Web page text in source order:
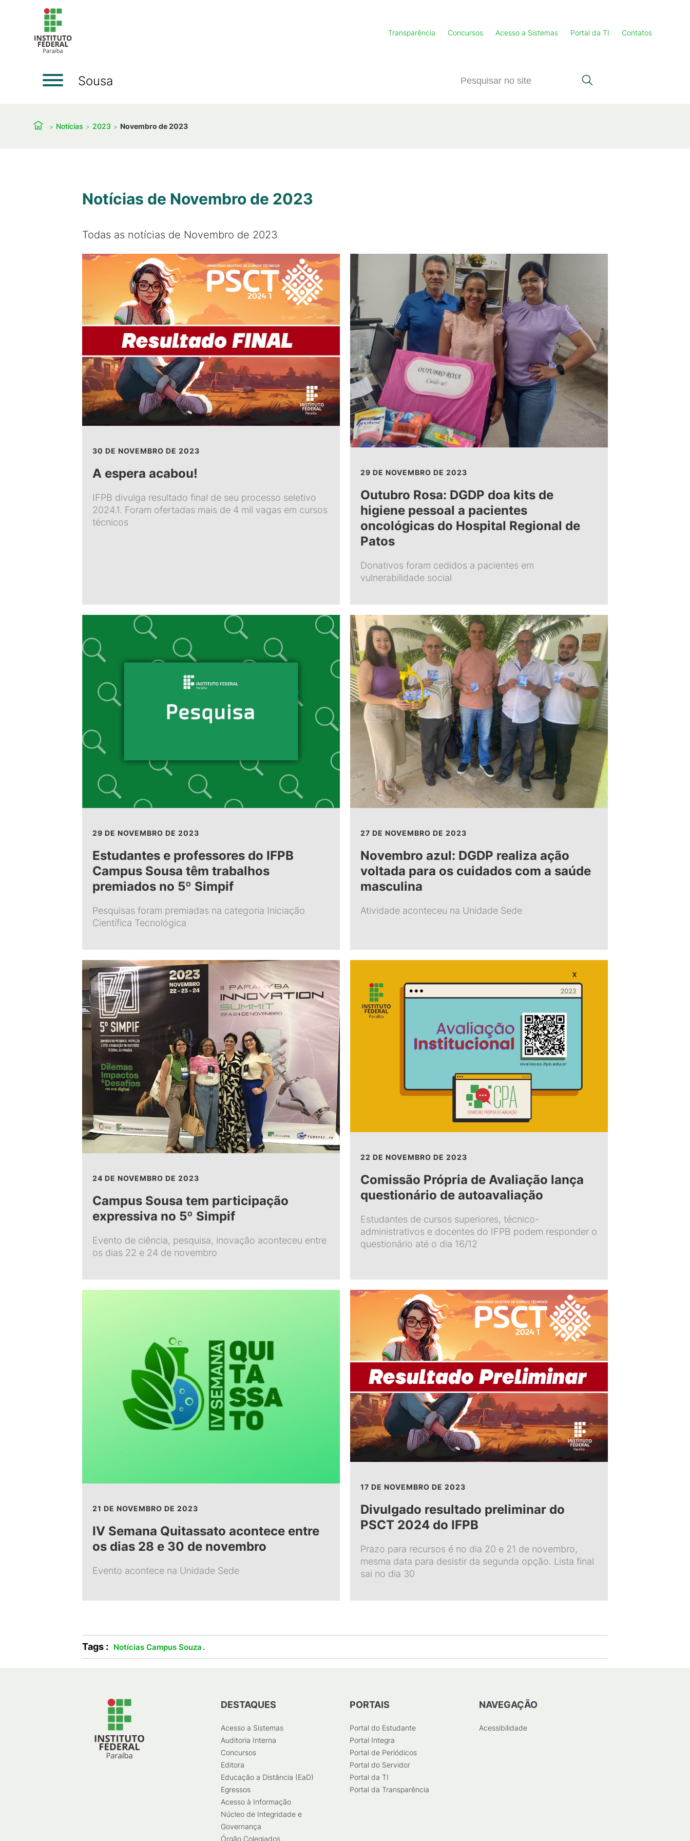
Transparência Concursos Acesso a Sistemas Portal da TI Contatos
Sousa
Notícias 2023 Novembro de 2023
Notícias de Novembro de 2023
Todas as notícias de Novembro de 2023
30 DE NOVEMBRO DE 2023
A espera acabou!
IFPB divulga resultado final de seu processo seletivo
2024.1. Foram ofertadas mais de 4 mil vagas em cursos
técnicos
29 DE NOVEMBRO DE 2023
Outubro Rosa: DGDP doa kits de
higiene pessoal a pacientes
oncológicas do Hospital Regional de
Patos
Donativos foram cedidos a pacientes em
vulnerabilidade social
29 DE NOVEMBRO DE 2023
Estudantes e professores do IFPB
Campus Sousa têm trabalhos
premiados no 5º Simpif
Pesquisas foram premiadas na categoria Iniciação
Científica Tecnológica
27 DE NOVEMBRO DE 2023
Novembro azul: DGDP realiza ação
voltada para os cuidados com a saúde
masculina
Atividade aconteceu na Unidade Sede
24 DE NOVEMBRO DE 2023
Campus Sousa tem participação
expressiva no 5º Simpif
Evento de ciência, pesquisa, inovação aconteceu entre
os dias 22 e 24 de novembro
22 DE NOVEMBRO DE 2023
Comissão Própria de Avaliação lança
questionário de autoavaliação
Estudantes de cursos superiores, técnico-
administrativos e docentes do IFPB podem responder o
questionário até o dia 16/12
21 DE NOVEMBRO DE 2023
IV Semana Quitassato acontece entre
os dias 28 e 30 de novembro
Evento acontece na Unidade Sede
17 DE NOVEMBRO DE 2023
Divulgado resultado preliminar do
PSCT 2024 do IFPB
Prazo para recursos é no dia 20 e 21 de novembro,
mesma data para desistir da segunda opção. Lista final
sai no dia 30
Tags : Notícias Campus Souza .
DESTAQUES
Acesso a Sistemas
Auditoria Interna
Concursos
Editora
Educação a Distância (EaD)
Egressos
Acesso à Informação
Núcleo de Integridade e
Governança
Órgão Colegiados
PORTAIS
Portal do Estudante
Portal Integra
Portal de Periódicos
Portal do Servidor
Portal da TI
Portal da Transparência
NAVEGAÇÃO
Acessibilidade